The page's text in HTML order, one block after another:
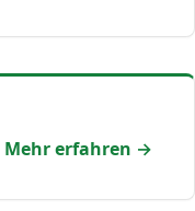
Mehr erfahren →